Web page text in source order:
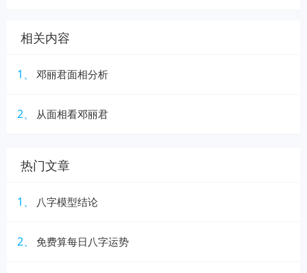
相关内容
1、 邓丽君面相分析
2、 从面相看邓丽君
热门文章
1、 八字模型结论
2、 免费算每日八字运势